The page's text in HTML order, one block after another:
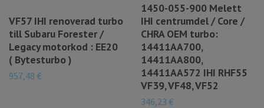
VF57 IHI renoverad turbo
till Subaru Forester /
Legacy motorkod : EE20
( Bytesturbo )
957,48 €
1450-055-900 Melett
IHI centrumdel / Core /
CHRA OEM turbo:
14411AA700,
14411AA800,
14411AA572 IHI RHF55
VF39, VF48, VF52
346,23 €